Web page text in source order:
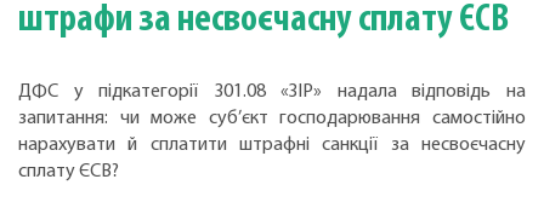
штрафи за несвоєчасну сплату ЄСВ
ДФС у підкатегорії 301.08 «ЗІР» надала відповідь на
запитання: чи може суб’єкт господарювання самостійно
нарахувати й сплатити штрафні санкції за несвоєчасну
сплату ЄСВ?